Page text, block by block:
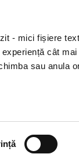
- mici fișiere
cât
sau anula
rezervate.